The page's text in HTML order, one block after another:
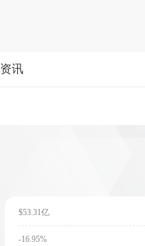
资讯
$53.31亿
-16.95%